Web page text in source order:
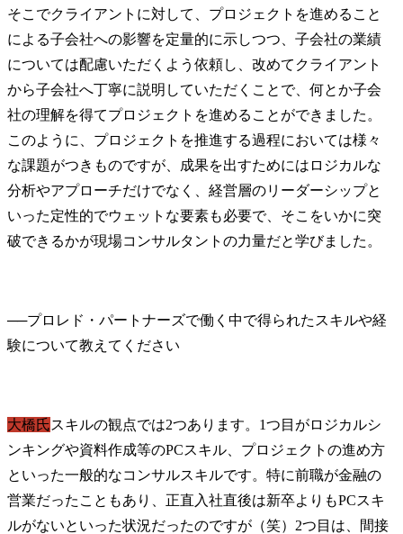
そこでクライアントに対して、プロジェクトを進めること
による子会社への影響を定量的に示しつつ、子会社の業績
については配慮いただくよう依頼し、改めてクライアント
から子会社へ丁寧に説明していただくことで、何とか子会
社の理解を得てプロジェクトを進めることができました。
このように、プロジェクトを推進する過程においては様々
な課題がつきものですが、成果を出すためにはロジカルな
分析やアプローチだけでなく、経営層のリーダーシップと
いった定性的でウェットな要素も必要で、そこをいかに突
破できるかが現場コンサルタントの力量だと学びました。
──プロレド・パートナーズで働く中で得られたスキルや経
大橋氏スキルの観点では2つあります。1つ目がロジカルシ
ンキングや資料作成等のPCスキル、プロジェクトの進め方
といった一般的なコンサルスキルです。特に前職が金融の
営業だったこともあり、正直入社直後は新卒よりもPCスキ
ルがないといった状況だったのですが（笑）2つ目は、間接